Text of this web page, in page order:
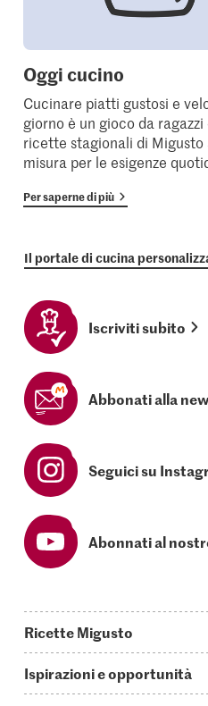
Oggi cucino
Cucinare piatti gustosi e
giorno è un gioco da
ricette stagionali di Migusto
misura per le esigenze
Per saperne di più
Il portale di cucina
Iscriviti subito
Abbonati alla
Seguici su
Abonnati al
Ricette Migusto
Oggi cucino
Ispirazioni e opportunità